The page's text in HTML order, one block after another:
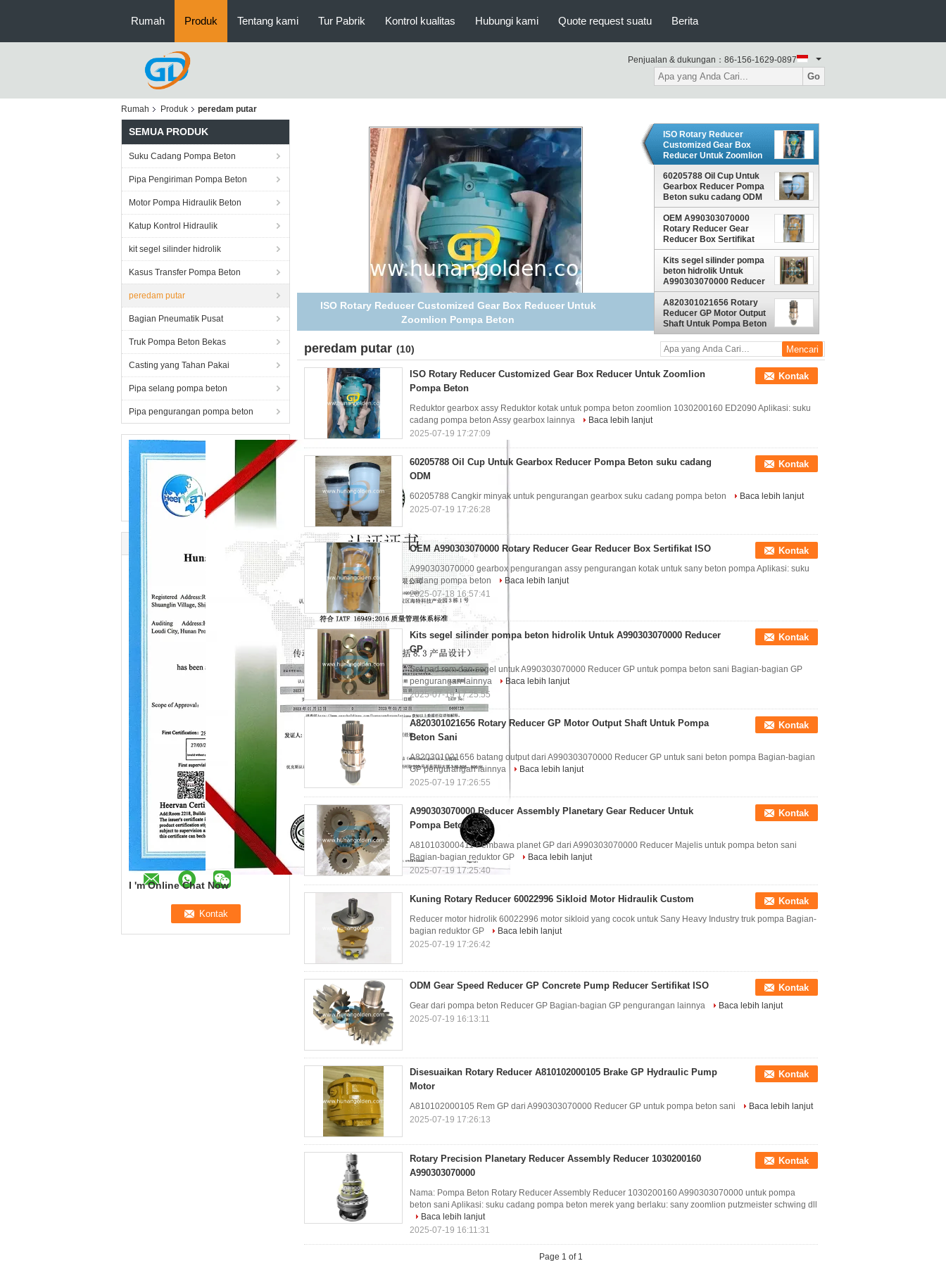
Rumah Produk Tentang kami Tur Pabrik Kontrol kualitas Hubungi kami Quote request suatu Berita
Penjualan & dukungan： 86-156-1629-0897
Go
Rumah Produk peredam putar
SEMUA PRODUK
Suku Cadang Pompa Beton
Pipa Pengiriman Pompa Beton
Motor Pompa Hidraulik Beton
Katup Kontrol Hidraulik
kit segel silinder hidrolik
Kasus Transfer Pompa Beton
peredam putar
Bagian Pneumatik Pusat
Truk Pompa Beton Bekas
Casting yang Tahan Pakai
Pipa selang pompa beton
Pipa pengurangan pompa beton
I 'm Online Chat Now
60205788 Oil Cup Untuk Gearbox Reducer Pompa Beton suku
cadang ODM
ISO Rotary Reducer
Customized Gear Box
Reducer Untuk Zoomlion
Pompa Beton
60205788 Oil Cup Untuk
Gearbox Reducer Pompa
Beton suku cadang ODM
OEM A990303070000
Rotary Reducer Gear
Reducer Box Sertifikat
ISO
Kits segel silinder pompa
beton hidrolik Untuk
A990303070000 Reducer
GP
A820301021656 Rotary
Reducer GP Motor Output
Shaft Untuk Pompa Beton
Sani
peredam putar (10)
ISO Rotary Reducer Customized Gear Box Reducer Untuk Zoomlion
Pompa Beton
Kontak
Reduktor gearbox assy Reduktor kotak untuk pompa beton zoomlion 1030200160 ED2090 Aplikasi: suku
cadang pompa beton Assy gearbox lainnya
Baca lebih lanjut
2025-07-19 17:27:09
60205788 Oil Cup Untuk Gearbox Reducer Pompa Beton suku cadang
ODM
Kontak
60205788 Cangkir minyak untuk pengurangan gearbox suku cadang pompa beton
Baca lebih lanjut
2025-07-19 17:26:28
OEM A990303070000 Rotary Reducer Gear Reducer Box Sertifikat ISO Kontak
A990303070000 gearbox pengurangan assy pengurangan kotak untuk sany beton pompa Aplikasi: suku
cadang pompa beton
Baca lebih lanjut
2025-07-18 16:57:41
Kits segel silinder pompa beton hidrolik Untuk A990303070000 Reducer
GP
Kontak
Set pad rem dan segel untuk A990303070000 Reducer GP untuk pompa beton sani Bagian-bagian GP
pengurangan lainnya
Baca lebih lanjut
2025-07-19 17:25:55
A820301021656 Rotary Reducer GP Motor Output Shaft Untuk Pompa
Beton Sani
Kontak
A820301021656 batang output dari A990303070000 Reducer GP untuk sani beton pompa Bagian-bagian
GP pengurangan lainnya
Baca lebih lanjut
2025-07-19 17:26:55
A990303070000 Reducer Assembly Planetary Gear Reducer Untuk
Pompa Beton Sani
Kontak
A810103000411 Pembawa planet GP dari A990303070000 Reducer Majelis untuk pompa beton sani
Bagian-bagian reduktor GP
Baca lebih lanjut
2025-07-19 17:25:40
Kuning Rotary Reducer 60022996 Sikloid Motor Hidraulik Custom Kontak
Reducer motor hidrolik 60022996 motor sikloid yang cocok untuk Sany Heavy Industry truk pompa Bagian-
bagian reduktor GP
Baca lebih lanjut
2025-07-19 17:26:42
ODM Gear Speed Reducer GP Concrete Pump Reducer Sertifikat ISO Kontak
Gear dari pompa beton Reducer GP Bagian-bagian GP pengurangan lainnya
Baca lebih lanjut
2025-07-19 16:13:11
Disesuaikan Rotary Reducer A810102000105 Brake GP Hydraulic Pump
Motor
Kontak
A810102000105 Rem GP dari A990303070000 Reducer GP untuk pompa beton sani
Baca lebih lanjut
2025-07-19 17:26:13
Rotary Precision Planetary Reducer Assembly Reducer 1030200160
A990303070000
Kontak
Nama: Pompa Beton Rotary Reducer Assembly Reducer 1030200160 A990303070000 untuk pompa
beton sani Aplikasi: suku cadang pompa beton merek yang berlaku: sany zoomlion putzmeister schwing dll
Baca lebih lanjut
2025-07-19 16:11:31
Page 1 of 1